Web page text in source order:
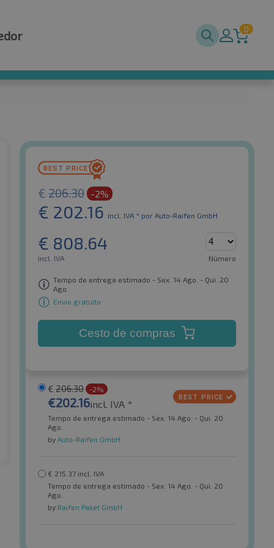
0
€ 206.30 -2%
€ 202.16 incl. IVA * por Auto-Raifen GmbH
€ 808.64
incl. IVA Número
Tempo de entrega estimado - Sex. 14 Ago. - Qui. 20
Ago.
Envio gratuito
Cesto de compras
€ 206.30 -2%
€202.16incl. IVA *
Tempo de entrega estimado - Sex. 14 Ago. - Qui. 20
Ago.
by Auto-Raifen GmbH
€ 215.37 incl. IVA
Tempo de entrega estimado - Sex. 14 Ago. - Qui. 20
Ago.
by Raifen Paket GmbH